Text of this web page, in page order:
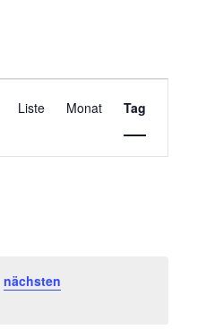
nächsten
Veranstaltung
Ansichten-
Navigation
Liste Monat Tag